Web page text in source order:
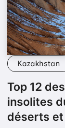
Kazakhstan
Top 12
insolites
déserts